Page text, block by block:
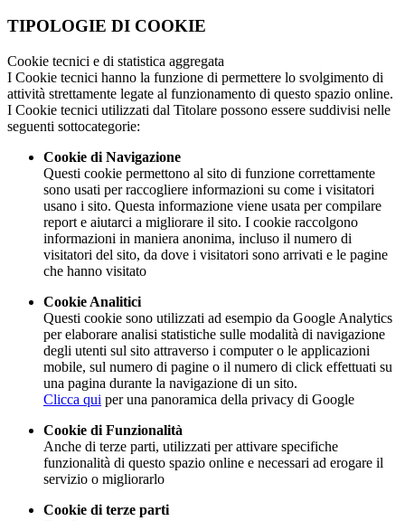
TIPOLOGIE DI COOKIE
Cookie tecnici e di statistica aggregata
I Cookie tecnici hanno la funzione di permettere lo svolgimento di
attività strettamente legate al funzionamento di questo spazio online.
I Cookie tecnici utilizzati dal Titolare possono essere suddivisi nelle
seguenti sottocategorie:
Cookie di Navigazione
Questi cookie permettono al sito di funzione correttamente
sono usati per raccogliere informazioni su come i visitatori
usano i sito. Questa informazione viene usata per compilare
report e aiutarci a migliorare il sito. I cookie raccolgono
informazioni in maniera anonima, incluso il numero di
visitatori del sito, da dove i visitatori sono arrivati e le pagine
che hanno visitato
Cookie Analitici
Questi cookie sono utilizzati ad esempio da Google Analytics
per elaborare analisi statistiche sulle modalità di navigazione
degli utenti sul sito attraverso i computer o le applicazioni
mobile, sul numero di pagine o il numero di click effettuati su
una pagina durante la navigazione di un sito.
Clicca qui per una panoramica della privacy di Google
Cookie di Funzionalità
Anche di terze parti, utilizzati per attivare specifiche
funzionalità di questo spazio online e necessari ad erogare il
servizio o migliorarlo
Cookie di terze parti